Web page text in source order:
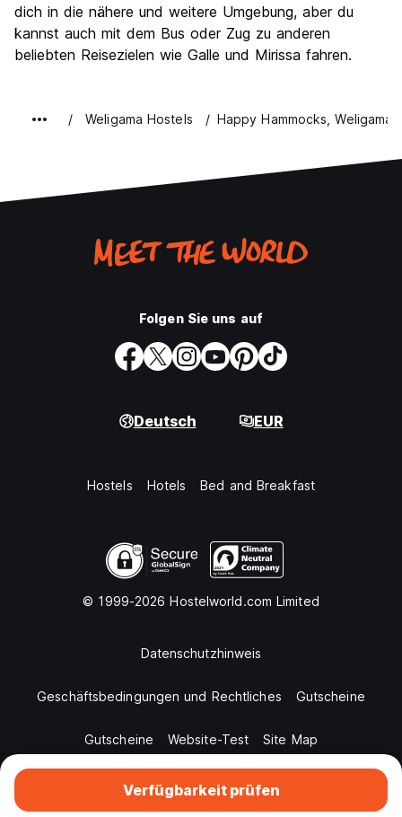
Verfügbarkeit prüfen
dich in die nähere und weitere Umgebung, aber du
kannst auch mit dem Bus oder Zug zu anderen
beliebten Reisezielen wie Galle und Mirissa fahren.
Weligama Hostels Happy Hammocks, Weligama
Folgen Sie uns auf
Deutsch EUR
Hostels Hotels Bed and Breakfast
© 1999-2026 Hostelworld.com Limited
Datenschutzhinweis
Geschäftsbedingungen und Rechtliches Gutscheine
Gutscheine Website-Test Site Map